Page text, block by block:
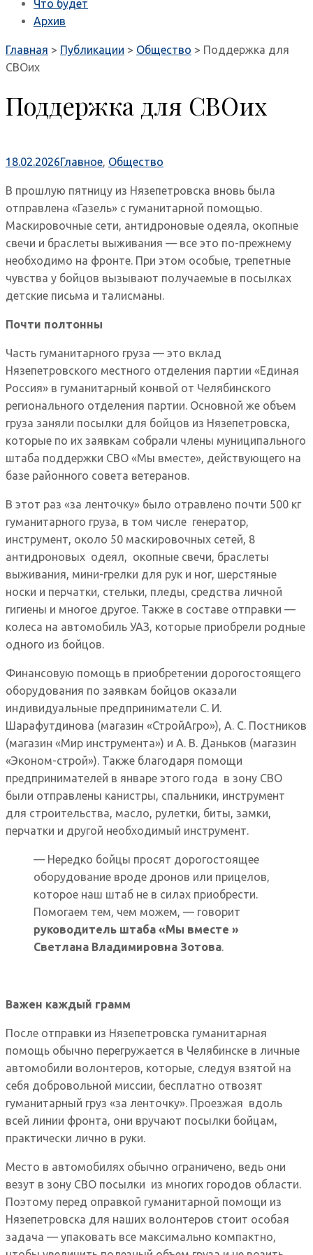
Что будет
Архив
Главная > Публикации > Общество > Поддержка для
СВОих
Поддержка для СВОих
18.02.2026Главное, Общество
В прошлую пятницу из Нязепетровска вновь была
отправлена «Газель» с гуманитарной помощью.
Маскировочные сети, антидроновые одеяла, окопные
свечи и браслеты выживания — все это по-прежнему
необходимо на фронте. При этом особые, трепетные
чувства у бойцов вызывают получаемые в посылках
детские письма и талисманы.
Почти полтонны
Часть гуманитарного груза — это вклад
Нязепетровского местного отделения партии «Единая
Россия» в гуманитарный конвой от Челябинского
регионального отделения партии. Основной же объем
груза заняли посылки для бойцов из Нязепетровска,
которые по их заявкам собрали члены муниципального
штаба поддержки СВО «Мы вместе», действующего на
базе районного совета ветеранов.
В этот раз «за ленточку» было отравлено почти 500 кг
гуманитарного груза, в том числе генератор,
инструмент, около 50 маскировочных сетей, 8
антидроновых одеял, окопные свечи, браслеты
выживания, мини-грелки для рук и ног, шерстяные
носки и перчатки, стельки, пледы, средства личной
гигиены и многое другое. Также в составе отправки —
колеса на автомобиль УАЗ, которые приобрели родные
одного из бойцов.
Финансовую помощь в приобретении дорогостоящего
оборудования по заявкам бойцов оказали
индивидуальные предприниматели С. И.
Шарафутдинова (магазин «СтройАгро»), А. С. Постников
(магазин «Мир инструмента») и А. В. Даньков (магазин
«Эконом-строй»). Также благодаря помощи
предпринимателей в январе этого года в зону СВО
были отправлены канистры, спальники, инструмент
для строительства, масло, рулетки, биты, замки,
перчатки и другой необходимый инструмент.
— Нередко бойцы просят дорогостоящее
оборудование вроде дронов или прицелов,
которое наш штаб не в силах приобрести.
Помогаем тем, чем можем, — говорит
руководитель штаба «Мы вместе »
Светлана Владимировна Зотова.
Важен каждый грамм
После отправки из Нязепетровска гуманитарная
помощь обычно перегружается в Челябинске в личные
автомобили волонтеров, которые, следуя взятой на
себя добровольной миссии, бесплатно отвозят
гуманитарный груз «за ленточку». Проезжая вдоль
всей линии фронта, они вручают посылки бойцам,
практически лично в руки.
Место в автомобилях обычно ограничено, ведь они
везут в зону СВО посылки из многих городов области.
Поэтому перед оправкой гуманитарной помощи из
Нязепетровска для наших волонтеров стоит особая
задача — упаковать все максимально компактно,